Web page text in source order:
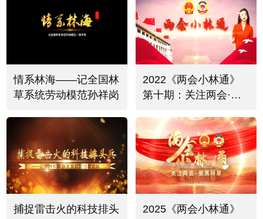
情系林海——记全国林
草系统劳动模范孙祥岗
2022《两会小林通》
第十期：关注两会·聚
捕捉雷击火的科技排头
2025《两会小林通》